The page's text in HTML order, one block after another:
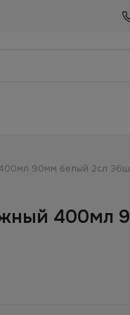
90мм белый 2сл
400мл